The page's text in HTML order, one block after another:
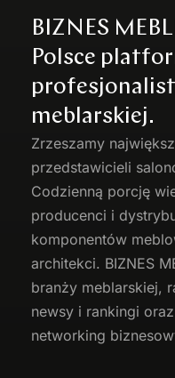
BIZNES
Polsce
meblarskiej.
Zrzeszamy
przedstawicieli
Codzienną porcję
producenci i
komponentów
architekci. BIZNES
branży meblarskiej,
newsy i rankingi
networking